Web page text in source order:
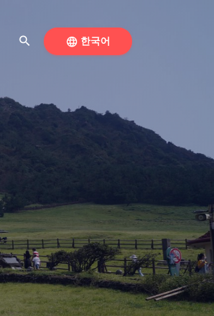
search SEARCH SWITCH LANGUAGE
language 한국어